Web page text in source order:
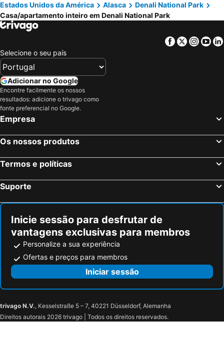
Estados Unidos da América
Alasca
Denali National Park
Casa/apartamento inteiro em Denali National Park
Facebook
Twitter
Selecione o seu país
Adicionar no Google
Encontre facilmente os nossos
resultados: adicione o trivago como
fonte preferencial no Google.
Empresa
Os nossos produtos
Termos e políticas
Suporte
Inicie sessão para desfrutar de
vantagens exclusivas para membros
Personalize a sua experiência
Ofertas e preços para membros
Iniciar sessão
trivago N.V., Kesselstraße 5 – 7, 40221 Düsseldorf, Alemanha
Direitos autorais 2026 trivago | Todos os direitos reservados.